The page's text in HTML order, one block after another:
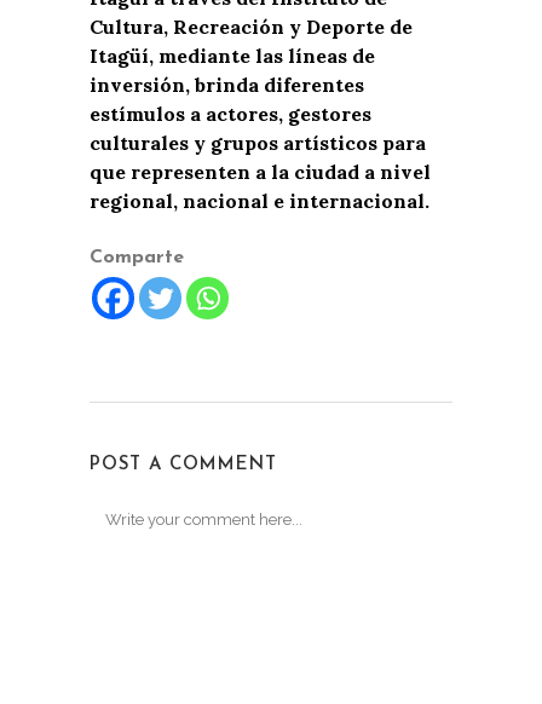
Cultura, Recreación y Deporte de
Itagüí, mediante las líneas de
inversión, brinda diferentes
estímulos a actores, gestores
culturales y grupos artísticos para
que representen a la ciudad a nivel
regional, nacional e internacional.
Comparte
POST A COMMENT